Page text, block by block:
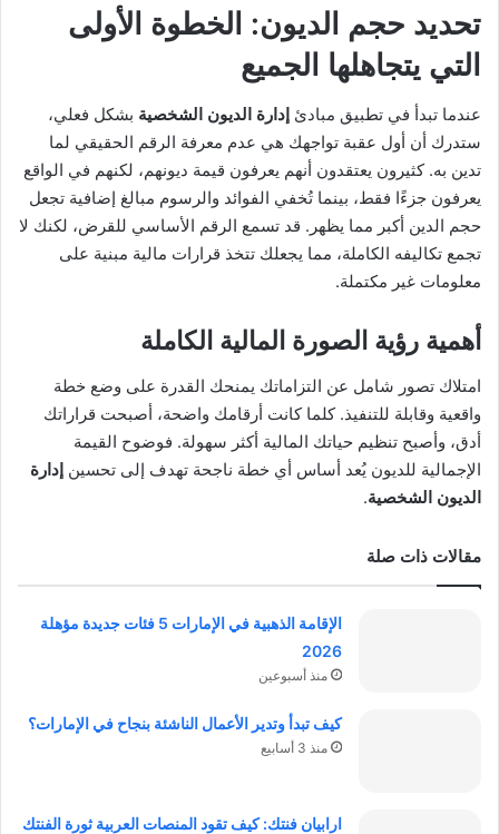
تحديد حجم الديون: الخطوة الأولى
التي يتجاهلها الجميع
عندما تبدأ في تطبيق مبادئ إدارة الديون الشخصية بشكل فعلي،
ستدرك أن أول عقبة تواجهك هي عدم معرفة الرقم الحقيقي لما
تدين به. كثيرون يعتقدون أنهم يعرفون قيمة ديونهم، لكنهم في الواقع
يعرفون جزءًا فقط، بينما تُخفي الفوائد والرسوم مبالغ إضافية تجعل
حجم الدين أكبر مما يظهر. قد تسمع الرقم الأساسي للقرض، لكنك لا
تجمع تكاليفه الكاملة، مما يجعلك تتخذ قرارات مالية مبنية على
معلومات غير مكتملة.
أهمية رؤية الصورة المالية الكاملة
امتلاك تصور شامل عن التزاماتك يمنحك القدرة على وضع خطة
واقعية وقابلة للتنفيذ. كلما كانت أرقامك واضحة، أصبحت قراراتك
أدق، وأصبح تنظيم حياتك المالية أكثر سهولة. فوضوح القيمة
الإجمالية للديون يُعد أساس أي خطة ناجحة تهدف إلى تحسين إدارة
الديون الشخصية.
مقالات ذات صلة
الإقامة الذهبية في الإمارات 5 فئات جديدة مؤهلة
2026
منذ أسبوعين
كيف تبدأ وتدير الأعمال الناشئة بنجاح في الإمارات؟
منذ 3 أسابيع
ارابيان فنتك: كيف تقود المنصات العربية ثورة الفنتك